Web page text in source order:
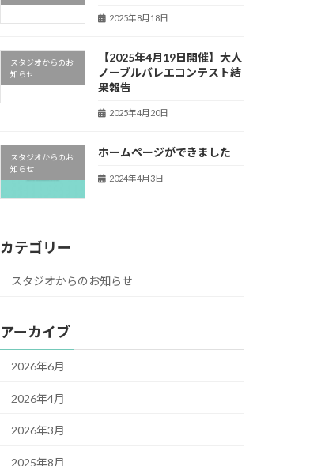
2025年8月18日
スタジオからのお
知らせ
【2025年4月19日開催】大人
ノーブルバレエコンテスト結
果報告
2025年4月20日
スタジオからのお
知らせ
ホームページができました
2024年4月3日
カテゴリー
スタジオからのお知らせ
アーカイブ
2026年6月
2026年4月
2026年3月
2025年8月